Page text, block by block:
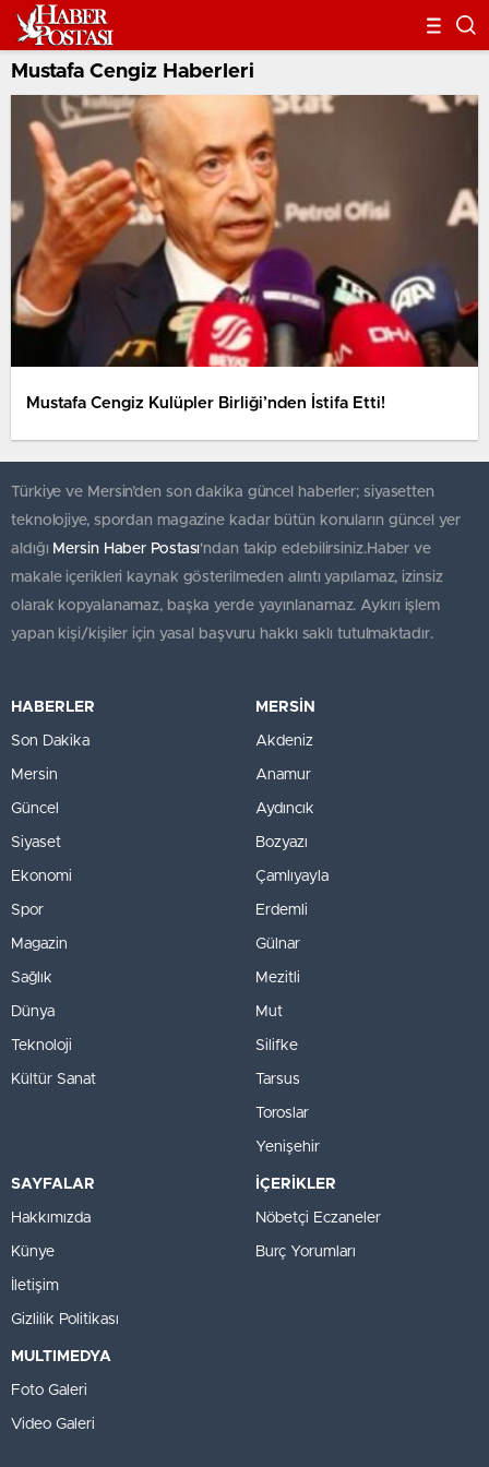
Mustafa Cengiz Haberleri
Mustafa Cengiz Kulüpler Birliği’nden İstifa Etti!
Türkiye ve Mersin’den son dakika güncel haberler; siyasetten
teknolojiye, spordan magazine kadar bütün konuların güncel yer
aldığı Mersin Haber Postası'ndan takip edebilirsiniz.Haber ve
makale içerikleri kaynak gösterilmeden alıntı yapılamaz, izinsiz
olarak kopyalanamaz, başka yerde yayınlanamaz. Aykırı işlem
yapan kişi/kişiler için yasal başvuru hakkı saklı tutulmaktadır.
HABERLER
Son Dakika
Mersin
Güncel
Siyaset
Ekonomi
Spor
Magazin
Sağlık
Dünya
Teknoloji
Kültür Sanat
MERSİN
Akdeniz
Anamur
Aydıncık
Bozyazı
Çamlıyayla
Erdemli
Gülnar
Mezitli
Mut
Silifke
Tarsus
Toroslar
Yenişehir
SAYFALAR
Hakkımızda
Künye
İletişim
Gizlilik Politikası
İÇERİKLER
Nöbetçi Eczaneler
Burç Yorumları
MULTIMEDYA
Foto Galeri
Video Galeri